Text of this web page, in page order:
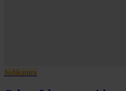
Judikatura